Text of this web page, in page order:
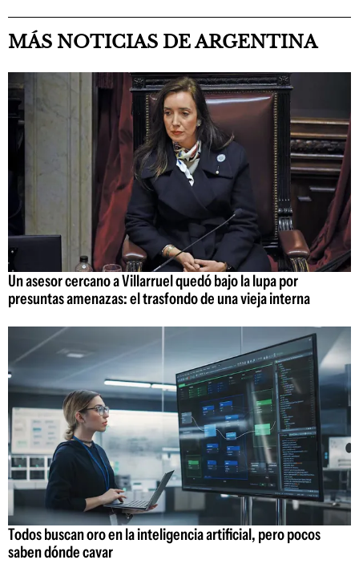
MÁS NOTICIAS DE ARGENTINA
Un asesor cercano a Villarruel quedó bajo la lupa por
presuntas amenazas: el trasfondo de una vieja interna
Todos buscan oro en la inteligencia artificial, pero pocos
saben dónde cavar